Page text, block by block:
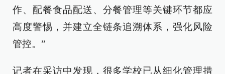
作、配餐食品配送、分餐管理等关键环节都应
高度警惕，并建立全链条追溯体系，强化风险
管控。”
记者在采访中发现，很多学校已从细化管理措